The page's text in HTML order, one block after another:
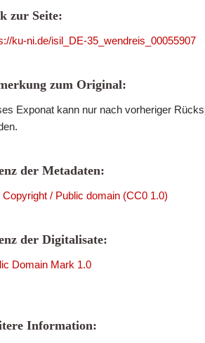
zur Seite:
ku-ni.de/isil_DE-35_wendreis_00055907
zum Original:
Exponat kann nur nach vorheriger
der Metadaten:
Copyright / Public domain (CC0 1.0)
der Digitalisate:
Domain Mark 1.0
Information: